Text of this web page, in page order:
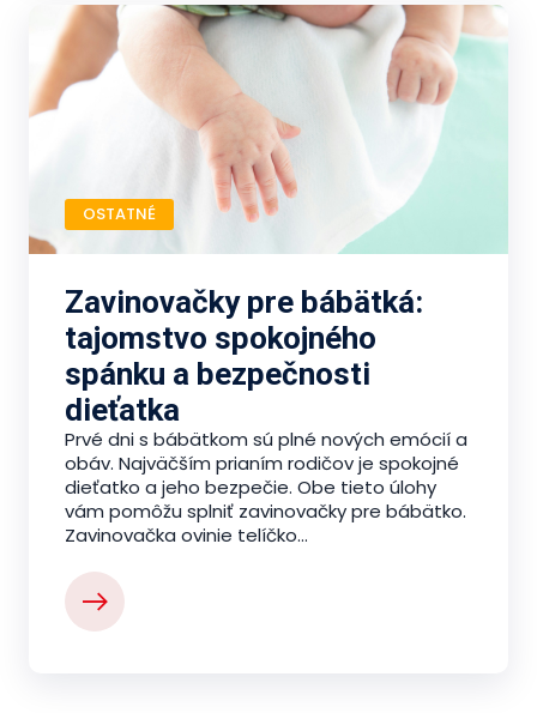
OSTATNÉ
Zavinovačky pre bábätká:
tajomstvo spokojného
spánku a bezpečnosti
dieťatka
Prvé dni s bábätkom sú plné nových emócií a
obáv. Najväčším prianím rodičov je spokojné
dieťatko a jeho bezpečie. Obe tieto úlohy
vám pomôžu splniť zavinovačky pre bábätko.
Zavinovačka ovinie telíčko...